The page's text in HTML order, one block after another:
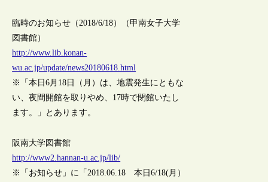
臨時のお知らせ（2018/6/18）（甲南女子大学
図書館）
http://www.lib.konan-
wu.ac.jp/update/news20180618.html
※「本日6月18日（月）は、地震発生にともな
い、夜間開館を取りやめ、17時で閉館いたし
ます。」とあります。
阪南大学図書館
http://www2.hannan-u.ac.jp/lib/
※「お知らせ」に「2018.06.18 本日6/18(月）